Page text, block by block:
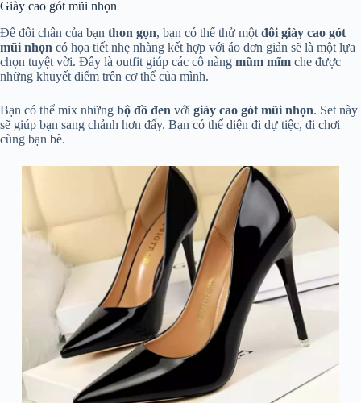
Giày cao gót mũi nhọn
Để đôi chân của bạn thon gọn, bạn có thể thử một đôi giày cao gót
mũi nhọn có họa tiết nhẹ nhàng kết hợp với áo đơn giản sẽ là một lựa
chọn tuyệt vời. Đây là outfit giúp các cô nàng mũm mĩm che được
những khuyết điểm trên cơ thể của mình.
Bạn có thể mix những bộ đồ đen với giày cao gót mũi nhọn. Set này
sẽ giúp bạn sang chảnh hơn đấy. Bạn có thể diện đi dự tiệc, đi chơi
cùng bạn bè.